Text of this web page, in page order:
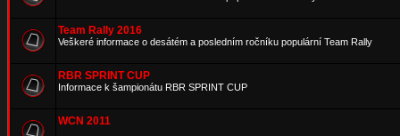
Team Rally 2016
Veškeré informace o desátém a posledním ročníku populární Team Rally
RBR SPRINT CUP
Informace k šampionátu RBR SPRINT CUP
WCN 2011